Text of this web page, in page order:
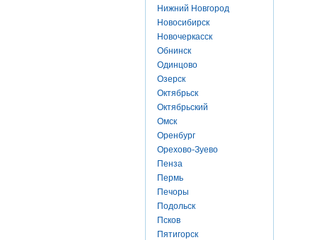
Нижний Новгород
Новосибирск
Новочеркасск
Обнинск
Одинцово
Озерск
Октябрьск
Октябрьский
Омск
Оренбург
Орехово-Зуево
Пенза
Пермь
Печоры
Подольск
Псков
Пятигорск